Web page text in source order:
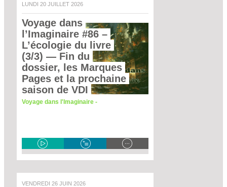
LUNDI 20 JUILLET 2026
Voyage dans
l’Imaginaire #86 –
L’écologie du livre
(3/3) — Fin du
dossier, les Marques
Pages et la prochaine
saison de VDI
Voyage dans l'Imaginaire -
VENDREDI 26 JUIN 2026